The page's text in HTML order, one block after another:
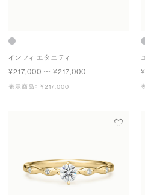
インフィ エタニティ
¥217,000 〜 ¥217,000
表示商品： ¥217,000